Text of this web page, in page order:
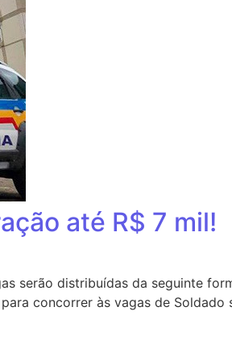
até R$ 7 mil!
serão distribuídas da seguinte
concorrer às vagas de